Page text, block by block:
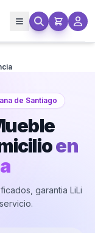
de Santiago
en
garantia LiLi